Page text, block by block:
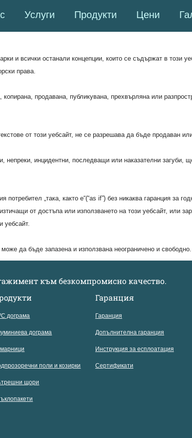
Услуги Продукти Цени
и всички останали концепции, които се съдържат в този
права.
продавана, публикувана, прехвърляна или
от този уебсайт, не се разрешава да бъде продаван
непреки, инцидентни, последващи или наказателни загуби,
„така, както е“(“as if”) без никаква гаранция за
от достъпа или използването на този уебсайт, или
уебсайт.
да бъде запазена и използвана неограничено и свободно.
към безкомпромисно качество.
дограма
дограма
поли и козирки
щори
Гаранция
Гаранция
Допълнителна гаранция
Инструкция за есплоатация
Сертификати